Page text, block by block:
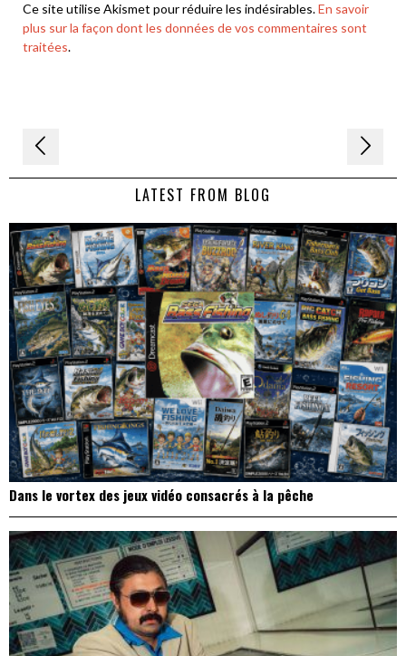
Ce site utilise Akismet pour réduire les indésirables.En savoir
plus sur la façon dont les données de vos commentaires sont
traitées.
Navigation
de LATEST FROM BLOG
Dans le vortex des jeux vidéo consacrés à la pêche